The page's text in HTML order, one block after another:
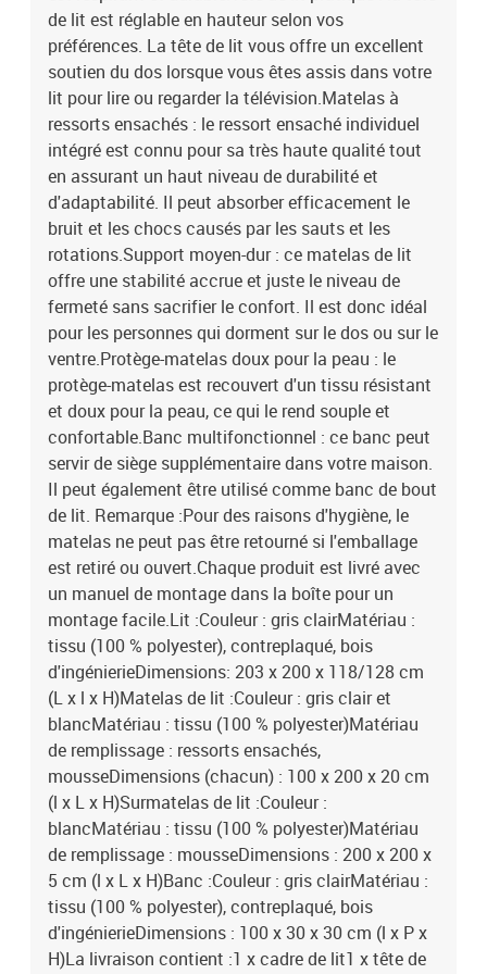
de lit est réglable en hauteur selon vos
préférences. La tête de lit vous offre un excellent
soutien du dos lorsque vous êtes assis dans votre
lit pour lire ou regarder la télévision.Matelas à
ressorts ensachés : le ressort ensaché individuel
intégré est connu pour sa très haute qualité tout
en assurant un haut niveau de durabilité et
d'adaptabilité. Il peut absorber efficacement le
bruit et les chocs causés par les sauts et les
rotations.Support moyen-dur : ce matelas de lit
offre une stabilité accrue et juste le niveau de
fermeté sans sacrifier le confort. Il est donc idéal
pour les personnes qui dorment sur le dos ou sur le
ventre.Protège-matelas doux pour la peau : le
protège-matelas est recouvert d'un tissu résistant
et doux pour la peau, ce qui le rend souple et
confortable.Banc multifonctionnel : ce banc peut
servir de siège supplémentaire dans votre maison.
Il peut également être utilisé comme banc de bout
de lit. Remarque :Pour des raisons d'hygiène, le
matelas ne peut pas être retourné si l'emballage
est retiré ou ouvert.Chaque produit est livré avec
un manuel de montage dans la boîte pour un
montage facile.Lit :Couleur : gris clairMatériau :
tissu (100 % polyester), contreplaqué, bois
d'ingénierieDimensions: 203 x 200 x 118/128 cm
(L x l x H)Matelas de lit :Couleur : gris clair et
blancMatériau : tissu (100 % polyester)Matériau
de remplissage : ressorts ensachés,
mousseDimensions (chacun) : 100 x 200 x 20 cm
(l x L x H)Surmatelas de lit :Couleur :
blancMatériau : tissu (100 % polyester)Matériau
de remplissage : mousseDimensions : 200 x 200 x
5 cm (l x L x H)Banc :Couleur : gris clairMatériau :
tissu (100 % polyester), contreplaqué, bois
d'ingénierieDimensions : 100 x 30 x 30 cm (l x P x
H)La livraison contient :1 x cadre de lit1 x tête de